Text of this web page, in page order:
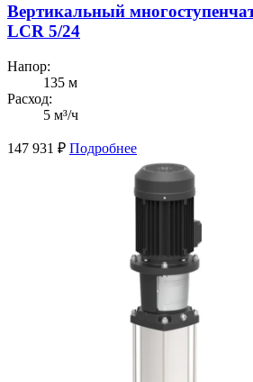
Вертикальный
LCR 5/24
Напор:
135 м
Расход:
5 м³/ч
147 931 ₽ Подробнее